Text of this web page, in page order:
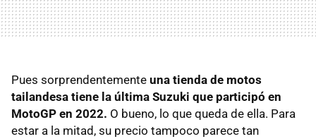
Pues sorprendentemente una tienda de motos
tailandesa tiene la última Suzuki que participó en
MotoGP en 2022. O bueno, lo que queda de ella. Para
estar a la mitad, su precio tampoco parece tan